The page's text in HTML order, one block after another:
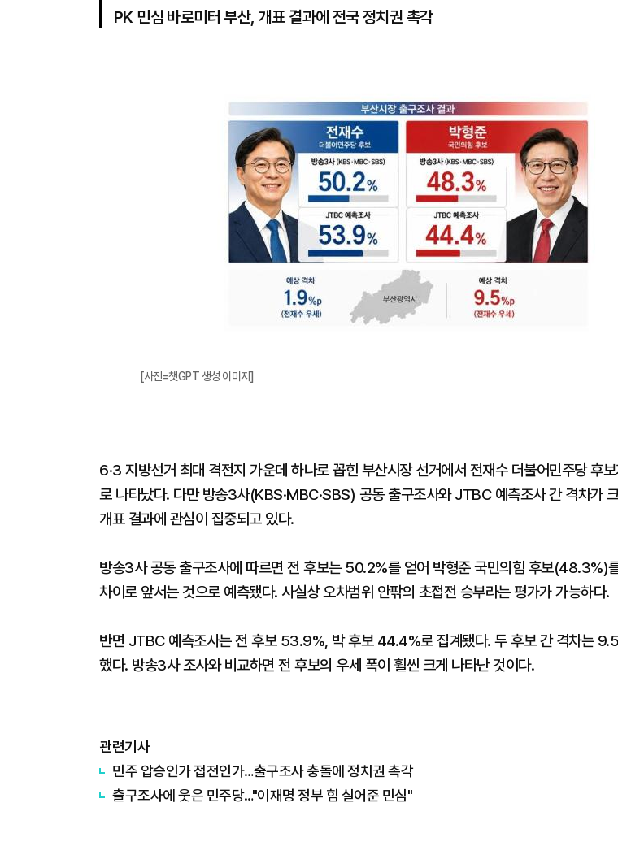
PK 민심 바로미터 부산, 개표 결과에 전국 정치권 촉각
[사진=챗GPT 생성 이미지]
6·3 지방선거 최대 격전지 가운데 하나로 꼽힌 부산시장 선거에서 전재수 더불어민주당 후
로 나타났다. 다만 방송3사(KBS·MBC·SBS) 공동 출구조사와 JTBC 예측조사 간 격차가
개표 결과에 관심이 집중되고 있다.
방송3사 공동 출구조사에 따르면 전 후보는 50.2%를 얻어 박형준 국민의힘 후보(48.3%)
차이로 앞서는 것으로 예측됐다. 사실상 오차범위 안팎의 초접전 승부라는 평가가 가능하다.
반면 JTBC 예측조사는 전 후보 53.9%, 박 후보 44.4%로 집계됐다. 두 후보 간 격차는
했다. 방송3사 조사와 비교하면 전 후보의 우세 폭이 훨씬 크게 나타난 것이다.
관련기사
민주 압승인가 접전인가…출구조사 충돌에 정치권 촉각
출구조사에 웃은 민주당…"이재명 정부 힘 실어준 민심"